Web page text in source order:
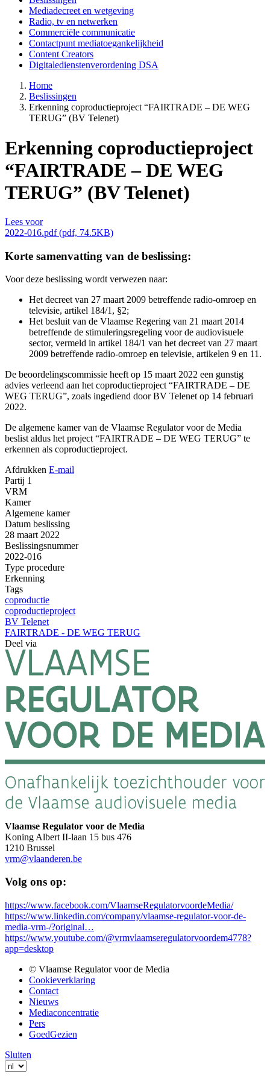
Main
navigation
Mediadecreet en wetgeving
Radio, tv en netwerken
Commerciële communicatie
Contactpunt mediatoegankelijkheid
Content Creators
Digitaledienstenverordening DSA
Kruimelpad
Home
Beslissingen
Erkenning coproductieproject “FAIRTRADE – DE WEG
TERUG” (BV Telenet)
Erkenning coproductieproject
“FAIRTRADE – DE WEG
TERUG” (BV Telenet)
Lees voor
2022-016.pdf (pdf, 74.5KB)
Korte samenvatting van de beslissing:
Voor deze beslissing wordt verwezen naar:
Het decreet van 27 maart 2009 betreffende radio-omroep en
televisie, artikel 184/1, §2;
Het besluit van de Vlaamse Regering van 21 maart 2014
betreffende de stimuleringsregeling voor de audiovisuele
sector, vermeld in artikel 184/1 van het decreet van 27 maart
2009 betreffende radio-omroep en televisie, artikelen 9 en 11.
De beoordelingscommissie heeft op 15 maart 2022 een gunstig
advies verleend aan het coproductieproject “FAIRTRADE – DE
WEG TERUG”, zoals ingediend door BV Telenet op 14 februari
2022.
De algemene kamer van de Vlaamse Regulator voor de Media
beslist aldus het project “FAIRTRADE – DE WEG TERUG” te
erkennen als coproductieproject.
Afdrukken E-mail
Partij 1
VRM
Kamer
Algemene kamer
Datum beslissing
28 maart 2022
Beslissingsnummer
2022-016
Type procedure
Erkenning
Tags
coproductie
coproductieproject
BV Telenet
FAIRTRADE - DE WEG TERUG
Deel via
Vlaamse Regulator voor de Media
Koning Albert II-laan 15 bus 476
1210 Brussel
vrm@vlaanderen.be
Volg ons op:
https://www.facebook.com/VlaamseRegulatorvoordeMedia/
https://www.linkedin.com/company/vlaamse-regulator-voor-de-
media-vrm-/?original…
https://www.youtube.com/@vrmvlaamseregulatorvoordem4778?
app=desktop
Bottom
menu
© Vlaamse Regulator voor de Media
Cookieverklaring
Contact
Nieuws
Mediaconcentratie
Pers
GoedGezien
Sluiten